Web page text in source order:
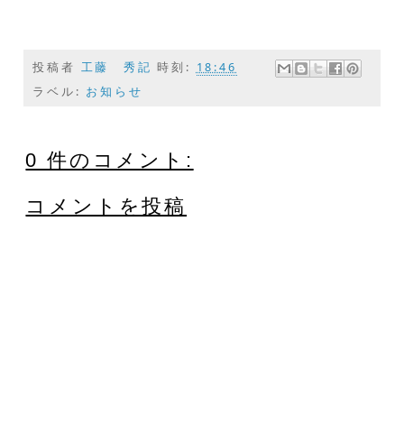
投稿者 工藤 秀記 時刻: 18:46
ラベル: お知らせ
0 件のコメント:
コメントを投稿